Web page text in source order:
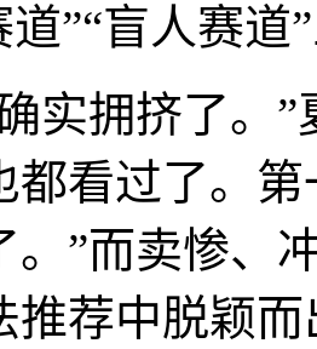
道”“盲人赛道
拥挤了。”
都看过了。
。”而卖惨、
推荐中脱颖而